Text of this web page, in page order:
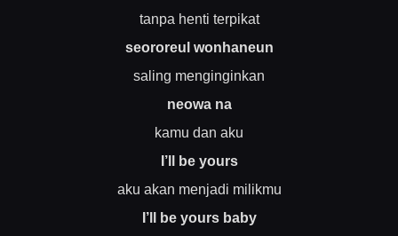
tanpa henti terpikat
seororeul wonhaneun
saling menginginkan
neowa na
kamu dan aku
I’ll be yours
aku akan menjadi milikmu
I’ll be yours baby